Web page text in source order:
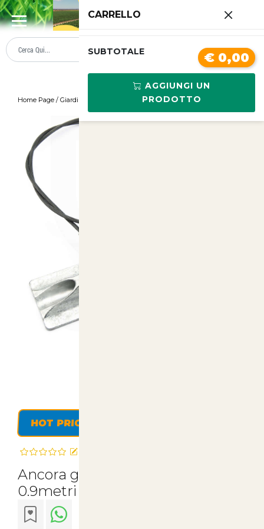
Home Page / Giardinaggio Ancora gripple 4 Apex con fune 0.9metri
HOT PRICE
Ancora gripple 4 Apex con fune
0.9metri
CARRELLO
SUBTOTALE € 0,00
AGGIUNGI UN
PRODOTTO